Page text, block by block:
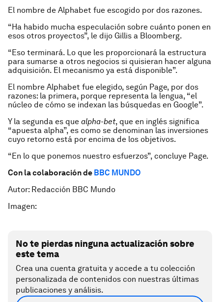
El nombre de Alphabet fue escogido por dos razones.
“Ha habido mucha especulación sobre cuánto ponen en
esos otros proyectos”, le dijo Gillis a Bloomberg.
“Eso terminará. Lo que les proporcionará la estructura
para sumarse a otros negocios si quisieran hacer alguna
adquisición. El mecanismo ya está disponible”.
El nombre Alphabet fue elegido, según Page, por dos
razones: la primera, porque representa la lengua, “el
núcleo de cómo se indexan las búsquedas en Google”.
Y la segunda es que alpha-bet, que en inglés significa
“apuesta alpha”, es como se denominan las inversiones
cuyo retorno está por encima de los objetivos.
“En lo que ponemos nuestro esfuerzos”, concluye Page.
Con la colaboración de BBC MUNDO
Autor: Redacción BBC Mundo
Imagen:
No te pierdas ninguna actualización sobre
este tema
Crea una cuenta gratuita y accede a tu colección
personalizada de contenidos con nuestras últimas
publicaciones y análisis.